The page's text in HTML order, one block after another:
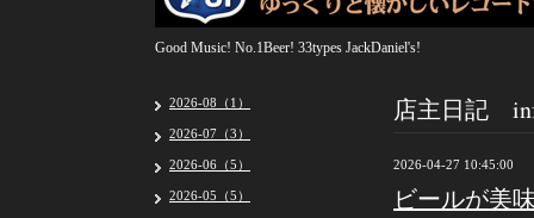
Good Music! No.1Beer! 33types JackDaniel's!
店主日記
2026-04-27 10:45:00
ビールが美
2026-08（1）
2026-07（3）
2026-06（5）
2026-05（5）